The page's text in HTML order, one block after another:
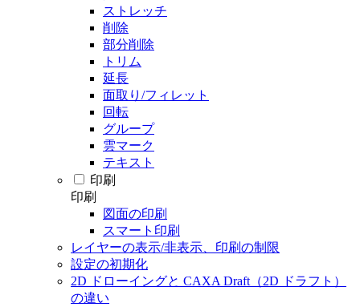
ストレッチ
削除
部分削除
トリム
延長
面取り/フィレット
回転
グループ
雲マーク
テキスト
印刷
印刷
図面の印刷
スマート印刷
レイヤーの表示/非表示、印刷の制限
設定の初期化
2D ドローイングと CAXA Draft（2D ドラフト）
の違い